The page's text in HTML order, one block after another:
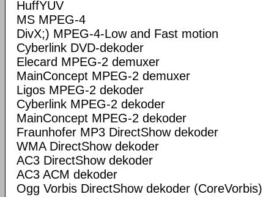
HuffYUV
MS MPEG-4
DivX;) MPEG-4-Low and Fast motion
Cyberlink DVD-dekoder
Elecard MPEG-2 demuxer
MainConcept MPEG-2 demuxer
Ligos MPEG-2 dekoder
Cyberlink MPEG-2 dekoder
MainConcept MPEG-2 dekoder
Fraunhofer MP3 DirectShow dekoder
WMA DirectShow dekoder
AC3 DirectShow dekoder
AC3 ACM dekoder
Ogg Vorbis DirectShow dekoder (CoreVorbis)